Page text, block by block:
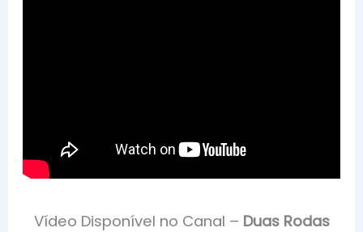
Vídeo Disponível no Canal – Duas Rodas